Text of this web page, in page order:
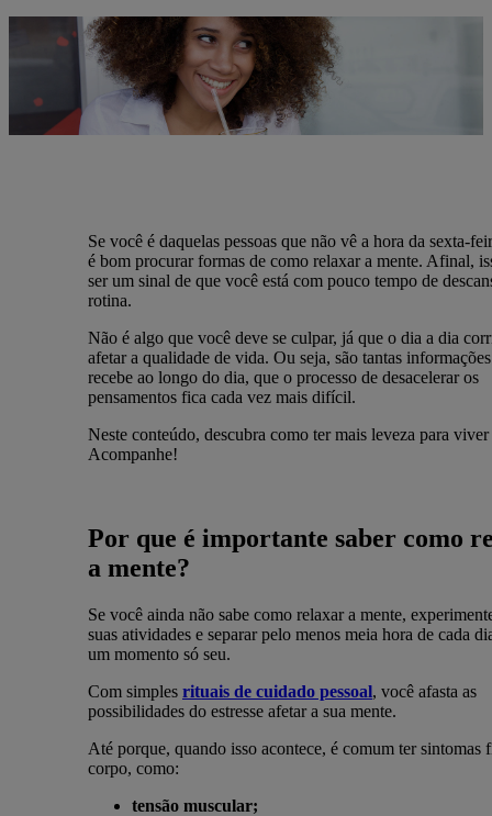
Se você é daquelas pessoas que não vê a hora da sexta-
é bom procurar formas de como relaxar a mente. Afinal,
ser um sinal de que você está com pouco tempo de
rotina.
Não é algo que você deve se culpar, já que o dia a dia
afetar a qualidade de vida. Ou seja, são tantas
recebe ao longo do dia, que o processo de desacelerar os
pensamentos fica cada vez mais difícil.
Neste conteúdo, descubra como ter mais leveza para
Acompanhe!
Por que é importante saber como
a mente?
Se você ainda não sabe como relaxar a mente,
suas atividades e separar pelo menos meia hora de cada
um momento só seu.
Com simples rituais de cuidado pessoal, você afasta as
possibilidades do estresse afetar a sua mente.
Até porque, quando isso acontece, é comum ter sintomas
corpo, como:
tensão muscular;